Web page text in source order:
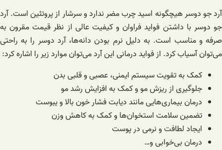
آرد جو دوسر هیچگونه اسید چرب مضر ندارد و سرشار از پروتئین است. آرد
جو دوسر با داشتن فواید فراوان و کیفیت عالی از نظر قیمت مقرون به
صرفه و مناسب است. به دلیل نرم بودن دانه‌ها، آرد دوسر را به راحتی
می‌توان آسیاب کرد. از فواید درمانی این آرد می‌توان موارد زیر را اشاره کرد:
کمک به تقویت سیستم ایمنی، عصبی و قلبی بدن
جلوگیری از ریزش مو و کمک به افزایش رشد مو
درمان بیماری‌هایی مانند دیابت فشار خون بالا و یبوست
تضمین سلامت استخوان‌ها و کمک به کاهش وزن
ایجاد لطافت و نرمی در پوست
درمان بی‌خوابی و…